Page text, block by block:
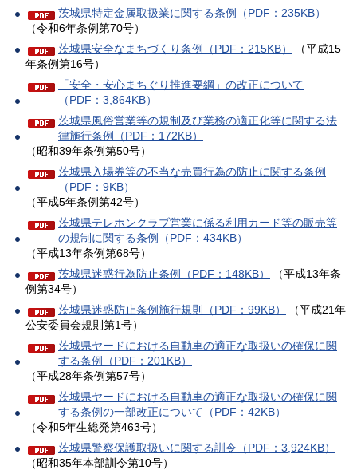
茨城県特定金属取扱業に関する条例（PDF：235KB）
（令和6年条例第70号）
茨城県安全なまちづくり条例（PDF：215KB）
（平成15
年条例第16号）
「安全・安心まちぐり推進要綱」の改正について
（PDF：3,864KB）
茨城県風俗営業等の規制及び業務の適正化等に関する法
律施行条例（PDF：172KB）
（昭和39年条例第50号）
茨城県入場券等の不当な売買行為の防止に関する条例
（PDF：9KB）
（平成5年条例第42号）
茨城県テレホンクラブ営業に係る利用カード等の販売等
の規制に関する条例（PDF：434KB）
（平成13年条例第68号）
茨城県迷惑行為防止条例（PDF：148KB）
（平成13年条
例第34号）
茨城県迷惑防止条例施行規則（PDF：99KB）
（平成21年
公安委員会規則第1号）
茨城県ヤードにおける自動車の適正な取扱いの確保に関
する条例（PDF：201KB）
（平成28年条例第57号）
茨城県ヤードにおける自動車の適正な取扱いの確保に関
する条例の一部改正について（PDF：42KB）
（令和5年生総発第463号）
茨城県警察保護取扱いに関する訓令（PDF：3,924KB）
（昭和35年本部訓令第10号）